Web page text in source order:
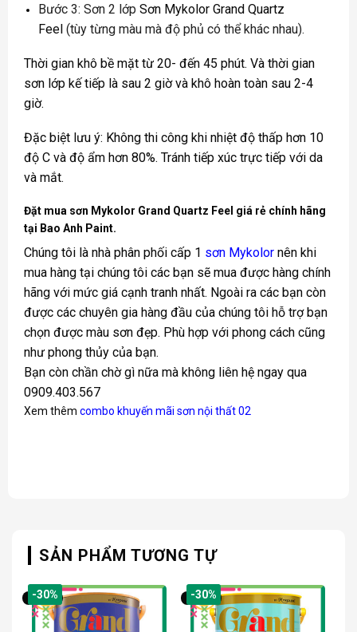
Bước 3: Sơn 2 lớp Sơn Mykolor Grand Quartz
Feel (tùy từng màu mà độ phủ có thể khác nhau).
Thời gian khô bề mặt từ 20- đến 45 phút. Và thời gian
sơn lớp kế tiếp là sau 2 giờ và khô hoàn toàn sau 2-4
giờ.
Đặc biệt lưu ý: Không thi công khi nhiệt độ thấp hơn 10
độ C và độ ẩm hơn 80%. Tránh tiếp xúc trực tiếp với da
và mắt.
Đặt mua sơn Mykolor Grand Quartz Feel giá rẻ chính hãng
tại Bao Anh Paint.
Chúng tôi là nhà phân phối cấp 1 sơn Mykolornên khi
mua hàng tại chúng tôi các bạn sẽ mua được hàng chính
hãng với mức giá cạnh tranh nhất. Ngoài ra các bạn còn
được các chuyên gia hàng đầu của chúng tôi hỗ trợ bạn
chọn được màu sơn đẹp. Phù hợp với phong cách cũng
như phong thủy của bạn.
Bạn còn chần chờ gì nữa mà không liên hệ ngay qua
0909.403.567
Xem thêm combo khuyến mãi sơn nội thất 02
SẢN PHẨM TƯƠNG TỰ
-30% -30%